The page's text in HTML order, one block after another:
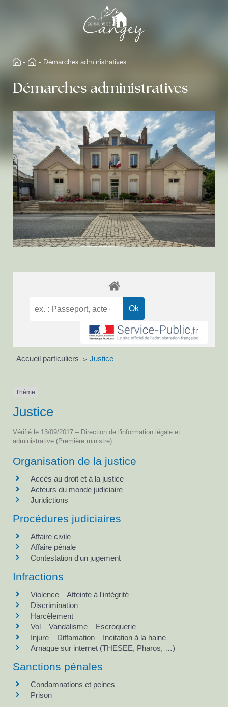
- - Démarches administratives
Démarches administratives
Accueil particuliers > Justice
Thème
Justice
Vérifié le 13/09/2017 – Direction de l'information légale et
administrative (Première ministre)
Organisation de la justice
Accès au droit et à la justice
Acteurs du monde judiciaire
Juridictions
Procédures judiciaires
Affaire civile
Affaire pénale
Contestation d'un jugement
Infractions
Violence – Atteinte à l'intégrité
Discrimination
Harcèlement
Vol – Vandalisme – Escroquerie
Injure – Diffamation – Incitation à la haine
Arnaque sur internet (THESEE, Pharos, …)
Sanctions pénales
Condamnations et peines
Prison